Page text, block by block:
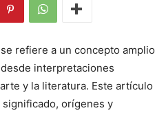
se refiere a un concepto amplio
interpretaciones
y la literatura. Este artículo
orígenes y